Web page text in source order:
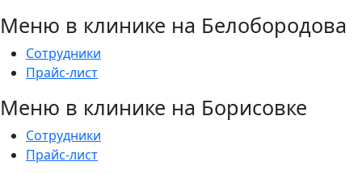
Меню в клинике на Белобородова
Сотрудники
Прайс-лист
Меню в клинике на Борисовке
Сотрудники
Прайс-лист